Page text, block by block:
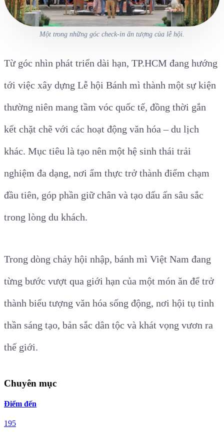
Một trong những góc check-in ấn tượng của lễ hội.
Từ góc nhìn phát triển dài hạn, TP.HCM đang hướng
tới việc xây dựng Lễ hội Bánh mì thành một sự kiện
thường niên mang tầm vóc quốc tế, đồng thời gắn
kết chặt chẽ với các hoạt động văn hóa – du lịch
khác. Mục tiêu là tạo nên một hệ sinh thái trải
nghiệm đa dạng, nơi ẩm thực trở thành điểm chạm
đầu tiên, góp phần giữ chân và tạo dấu ấn sâu sắc
trong lòng du khách.
Trong dòng chảy hội nhập, bánh mì Việt Nam đang
từng bước vượt qua giới hạn của một món ăn để trở
thành biểu tượng văn hóa sống động, nơi hội tụ tinh
thần sáng tạo, bản sắc dân tộc và khát vọng vươn ra
thế giới.
Chuyên mục
Điểm đến
195